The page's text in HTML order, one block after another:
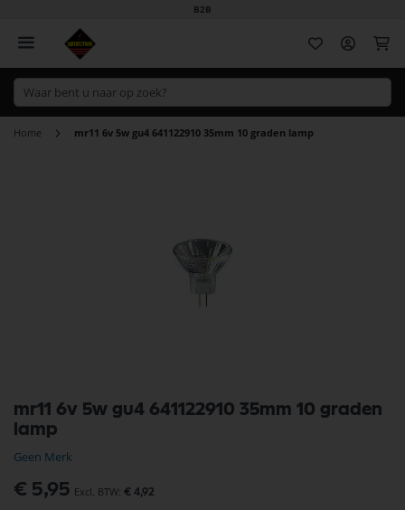
B2B
Home mr11 6v 5w gu4 641122910 35mm 10 graden lamp
mr11 6v 5w gu4 641122910 35mm 10 graden
lamp
Geen Merk
€ 5,95 € 4,92
naar
het
van
de
afbeeldingen-